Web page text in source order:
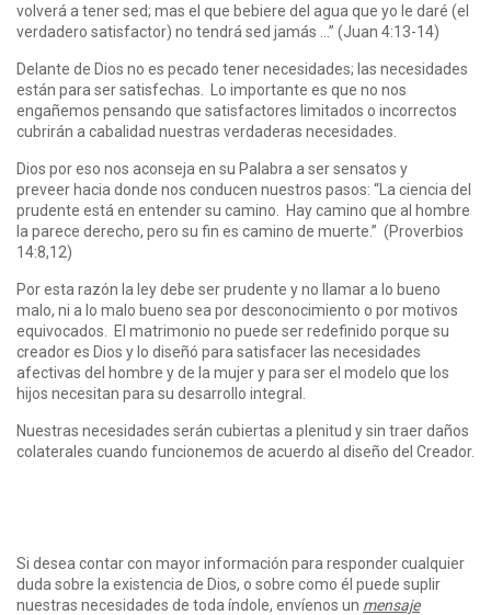
volverá a tener sed; mas el que bebiere del agua que yo le daré (el
verdadero satisfactor) no tendrá sed jamás …” (Juan 4:13-14)
Delante de Dios no es pecado tener necesidades; las necesidades
están para ser satisfechas. Lo importante es que no nos
engañemos pensando que satisfactores limitados o incorrectos
cubrirán a cabalidad nuestras verdaderas necesidades.
Dios por eso nos aconseja en su Palabra a ser sensatos y
preveer hacia donde nos conducen nuestros pasos: “La ciencia del
prudente está en entender su camino. Hay camino que al hombre
la parece derecho, pero su fin es camino de muerte.” (Proverbios
14:8,12)
Por esta razón la ley debe ser prudente y no llamar a lo bueno
malo, ni a lo malo bueno sea por desconocimiento o por motivos
equivocados. El matrimonio no puede ser redefinido porque su
creador es Dios y lo diseñó para satisfacer las necesidades
afectivas del hombre y de la mujer y para ser el modelo que los
hijos necesitan para su desarrollo integral.
Nuestras necesidades serán cubiertas a plenitud y sin traer daños
colaterales cuando funcionemos de acuerdo al diseño del Creador.
Si desea contar con mayor información para responder cualquier
duda sobre la existencia de Dios, o sobre como él puede suplir
nuestras necesidades de toda índole, envíenos un mensaje